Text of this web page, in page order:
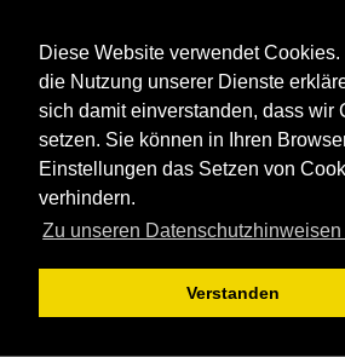
Diese Website verwendet Cookies.
die Nutzung unserer Dienste
sich damit einverstanden, dass wir
setzen. Sie können in Ihren
Einstellungen das Setzen von
verhindern.
Zu unseren Datenschutzhinweisen
Verstanden